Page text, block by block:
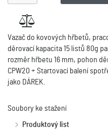
Vazač do kovových hřbetů,
děrovací kapacita 15 listů 80g
rozměr hřbetu 16 mm, pohon
CPW20 + Startovací balení
jako DÁREK.
Soubory ke stažení
Produktový list